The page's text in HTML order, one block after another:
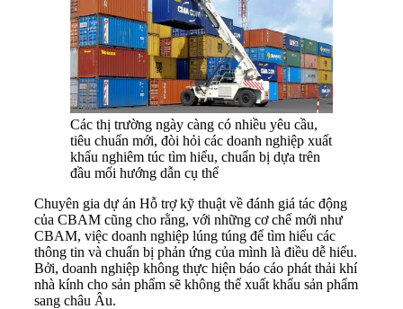
Các thị trường ngày càng có nhiều yêu cầu,
tiêu chuẩn mới, đòi hỏi các doanh nghiệp xuất
khẩu nghiêm túc tìm hiểu, chuẩn bị dựa trên
đầu mối hướng dẫn cụ thể
Chuyên gia dự án Hỗ trợ kỹ thuật về đánh giá tác động
của CBAM cũng cho rằng, với những cơ chế mới như
CBAM, việc doanh nghiệp lúng túng để tìm hiểu các
thông tin và chuẩn bị phản ứng của mình là điều dễ hiểu.
Bởi, doanh nghiệp không thực hiện báo cáo phát thải khí
nhà kính cho sản phẩm sẽ không thể xuất khẩu sản phẩm
sang châu Âu.